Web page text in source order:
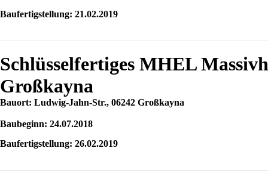
Baufertigstellung: 21.02.2019
Schlüsselfertiges MHEL
Großkayna
Bauort: Ludwig-Jahn-Str., 06242 Großkayna
Baubeginn: 24.07.2018
Baufertigstellung: 26.02.2019